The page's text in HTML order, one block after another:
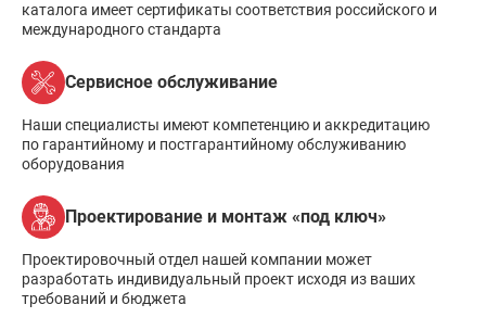
каталога имеет сертификаты соответствия российского и
международного стандарта
Сервисное обслуживание
Наши специалисты имеют компетенцию и аккредитацию
по гарантийному и постгарантийному обслуживанию
оборудования
Проектирование и монтаж «под ключ»
Проектировочный отдел нашей компании может
разработать индивидуальный проект исходя из ваших
требований и бюджета